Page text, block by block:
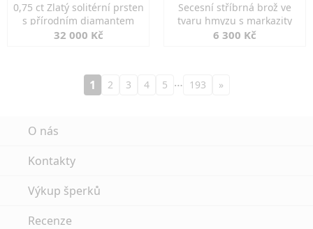
0,75 ct Zlatý solitérní prsten
s přírodním diamantem
32 000 Kč
Secesní stříbrná brož ve
tvaru hmyzu s markazity
6 300 Kč
1 2 3 4 5 … 193 »
O nás
Kontakty
Výkup šperků
Recenze